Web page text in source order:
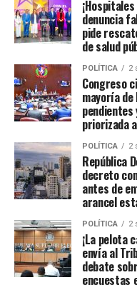
denuncia
pide
de salud
POLÍTICA 2
Congreso
mayoría
pendientes
priorizada
POLÍTICA 2
República
decreto
antes de
arancel
POLÍTICA 2
¡La pelota
envía al
debate
encuestas